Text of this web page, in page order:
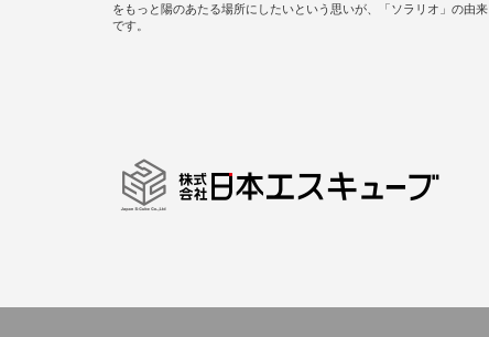
をもっと陽のあたる場所にしたいという思いが、「ソラリオ」の由来
です。